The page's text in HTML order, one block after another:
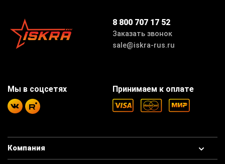
8 800 707 17 52
Заказать звонок
sale@iskra-rus.ru
Компания
Принимаем к оплате
Мы в соцсетях